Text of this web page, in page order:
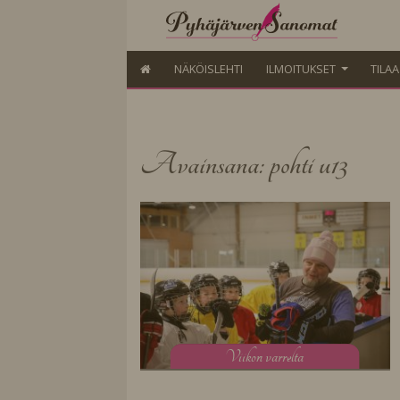
NÄKÖISLEHTI ILMOITUKSET
Avainsana: pohti u13
Viikon varrelta